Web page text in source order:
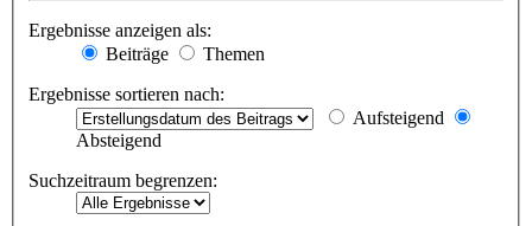
Ergebnisse anzeigen als:
Beiträge
Themen
Ergebnisse sortieren nach:
Aufsteigend
Absteigend
Suchzeitraum begrenzen: